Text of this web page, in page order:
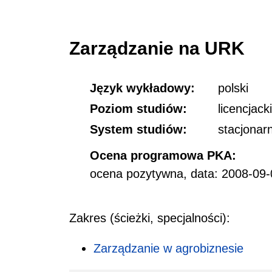
Zarządzanie na URK
Język wykładowy:
polski
Poziom studiów:
System studiów:
Ocena programowa PKA:
ocena pozytywna, data: 2008-
Zakres (ścieżki, specjalności):
Zarządzanie w agrobiznesie